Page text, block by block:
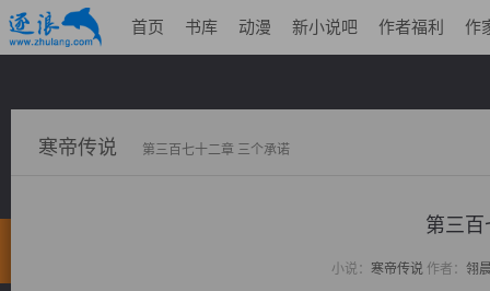
首页 书库 动漫 新小说吧 作者福利 作
寒帝传说 第三百七十二章 三个承诺
第三百
小说： 寒帝传说作者： 翎